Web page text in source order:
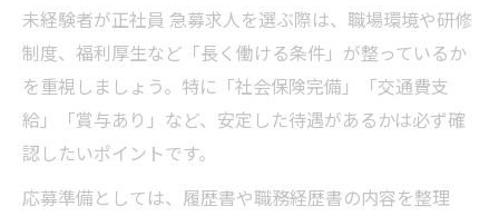
未経験者が正社員 急募求人を選ぶ際は、職場環境や研修
制度、福利厚生など「長く働ける条件」が整っているか
を重視しましょう。特に「社会保険完備」「交通費支
給」「賞与あり」など、安定した待遇があるかは必ず確
認したいポイントです。
応募準備としては、履歴書や職務経歴書の内容を整理